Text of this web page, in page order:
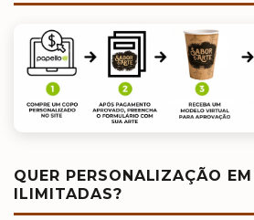
QUER PERSONALIZAÇÃO EM
ILIMITADAS?